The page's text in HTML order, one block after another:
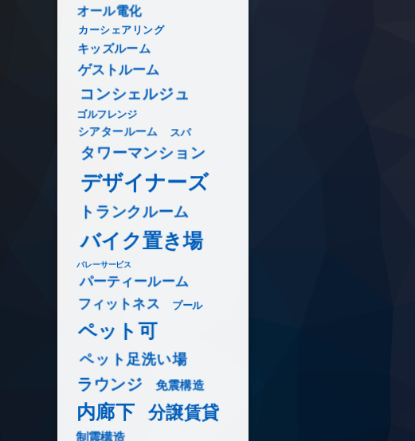
オール電化
カーシェアリング
キッズルーム
ゲストルーム
コンシェルジュ
ゴルフレンジ
シアタールーム スパ
タワーマンション
デザイナーズ
トランクルーム
バイク置き場
バレーサービス
パーティールーム
フィットネス プール
ペット可
ペット足洗い場
ラウンジ 免震構造
内廊下 分譲賃貸
制震構造